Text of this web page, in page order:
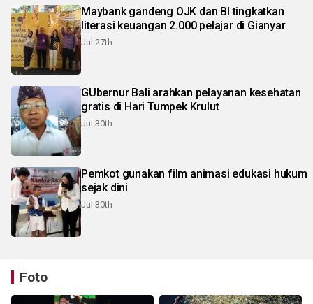
Maybank gandeng OJK dan BI tingkatkan
literasi keuangan 2.000 pelajar di Gianyar
Jul 27th
GUbernur Bali arahkan pelayanan kesehatan
gratis di Hari Tumpek Krulut
Jul 30th
Pemkot gunakan film animasi edukasi hukum
sejak dini
Jul 30th
Foto